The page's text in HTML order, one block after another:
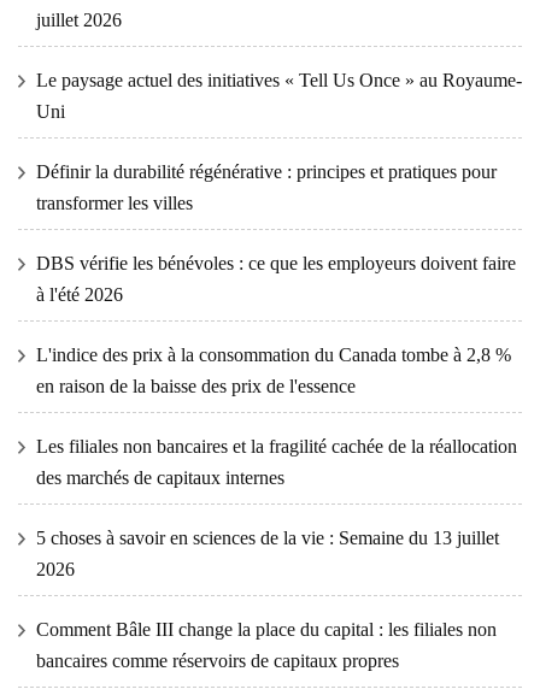
juillet 2026
Le paysage actuel des initiatives « Tell Us Once » au Royaume-
Uni
Définir la durabilité régénérative : principes et pratiques pour
transformer les villes
DBS vérifie les bénévoles : ce que les employeurs doivent faire
à l'été 2026
L'indice des prix à la consommation du Canada tombe à 2,8 %
en raison de la baisse des prix de l'essence
Les filiales non bancaires et la fragilité cachée de la réallocation
des marchés de capitaux internes
5 choses à savoir en sciences de la vie : Semaine du 13 juillet
2026
Comment Bâle III change la place du capital : les filiales non
bancaires comme réservoirs de capitaux propres